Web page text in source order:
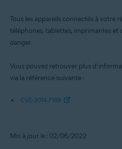
Tous les appareils connectés à votre
téléphones, tablettes, imprimantes et
danger.
Vous pouvez retrouver plus
via la référence suivante :
CVE-2014-7169
Mis à jour le : 02/06/2022